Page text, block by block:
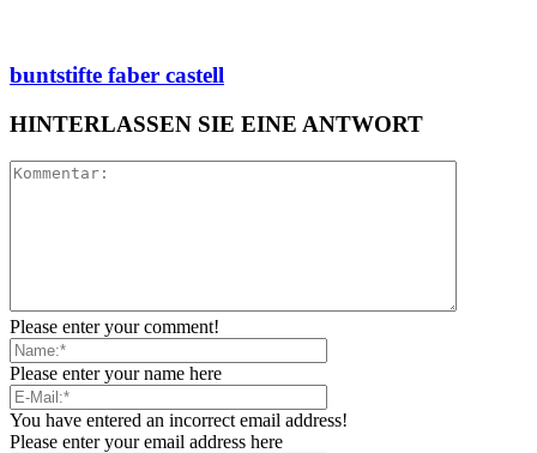
buntstifte faber castell
HINTERLASSEN SIE EINE ANTWORT
Please enter your comment!
Please enter your name here
You have entered an incorrect email address!
Please enter your email address here